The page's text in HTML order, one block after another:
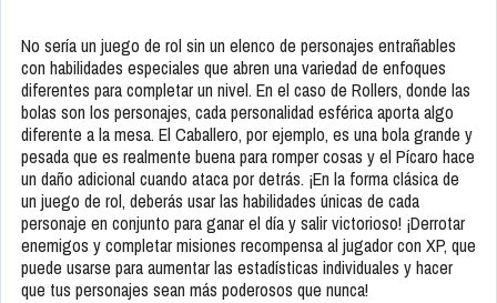
No sería un juego de rol sin un elenco de personajes entrañables
con habilidades especiales que abren una variedad de enfoques
diferentes para completar un nivel. En el caso de Rollers, donde las
bolas son los personajes, cada personalidad esférica aporta algo
diferente a la mesa. El Caballero, por ejemplo, es una bola grande y
pesada que es realmente buena para romper cosas y el Pícaro hace
un daño adicional cuando ataca por detrás. ¡En la forma clásica de
un juego de rol, deberás usar las habilidades únicas de cada
personaje en conjunto para ganar el día y salir victorioso! ¡Derrotar
enemigos y completar misiones recompensa al jugador con XP, que
puede usarse para aumentar las estadísticas individuales y hacer
que tus personajes sean más poderosos que nunca!